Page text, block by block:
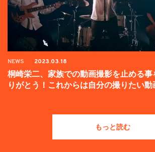
NEWS 2023.03.18
桐崎栄二、家族での動画撮影を止める
りがとう！これからは自分の撮りたい動
もっと読む